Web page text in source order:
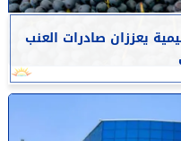
يعززان صادرات العنب